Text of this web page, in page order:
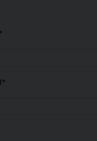
*
*